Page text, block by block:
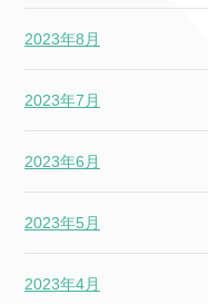
2023年8月
2023年7月
2023年6月
2023年5月
2023年4月